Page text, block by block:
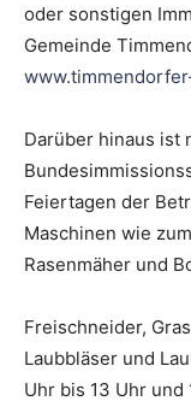
oder sonstigen
Gemeinde
Darüber hinaus ist
Feiertagen der
Maschinen wie
Rasenmäher und
Freischneider,
Laubbläser und
Uhr bis 13 Uhr